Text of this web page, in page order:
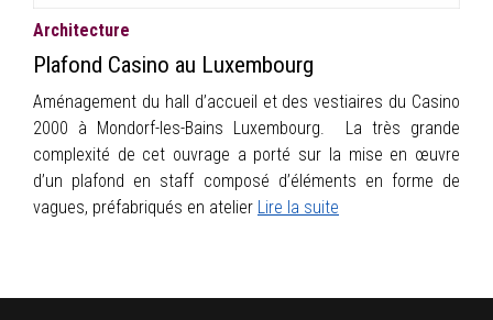
Architecture
Plafond Casino au Luxembourg
Aménagement du hall d’accueil et des vestiaires du Casino
2000 à Mondorf-les-Bains Luxembourg. La très grande
complexité de cet ouvrage a porté sur la mise en œuvre
d’un plafond en staff composé d’éléments en forme de
vagues, préfabriqués en atelier Lire la suite